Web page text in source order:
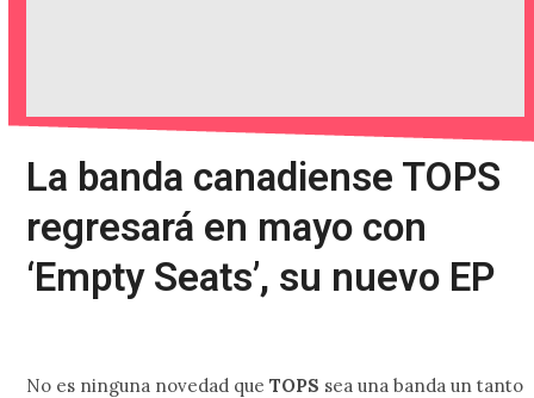
La banda canadiense TOPS
regresará en mayo con
‘Empty Seats’, su nuevo EP
No es ninguna novedad queTOPS sea una banda un tanto